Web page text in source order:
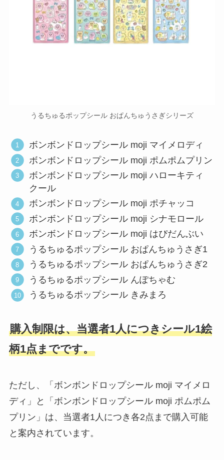
うるちゅるポップシール おぱんちゅうさぎシリーズ
ボンボンドロップシール moji マイメロディ
ボンボンドロップシール moji ポムポムプリン
ボンボンドロップシール moji ハローキティ
クール
ボンボンドロップシール moji ポチャッコ
ボンボンドロップシール moji シナモロール
ボンボンドロップシール moji はぴだんぶい
うるちゅるポップシール おぱんちゅうさぎ1
うるちゅるポップシール おぱんちゅうさぎ2
うるちゅるポップシール んぽちゃむ
うるちゅるポップシール きみまろ
購入制限は、当選者1人につきシール1絵
柄1点までです。
ただし、「ボンボンドロップシール moji マイメロ
ディ」と「ボンボンドロップシール moji ポムポム
プリン」は、当選者1人につき各2点まで購入可能
と案内されています。